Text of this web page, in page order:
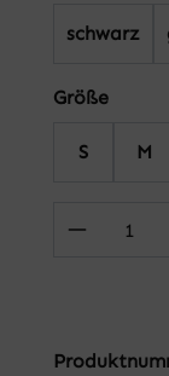
schwarz
Größe
S M